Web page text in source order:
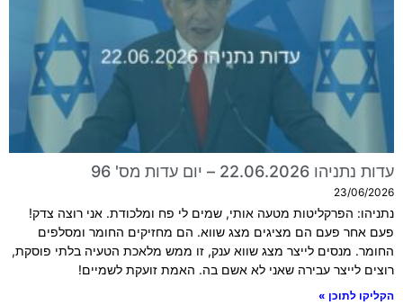
עדות נתניהו 22.06.2026 – יום עדות מס' 96
23/06/2026
נתניהו: הפרקליטות מטעה אותי, שמים לי פח ומלכודת. אני רוצה צדק!
פעם אחר פעם הם מציגים מצג שווא. הם מחזיקים החומר ומסלפים
החומר. מנסים לייצר מצג שווא ענק, זו ממש מלאכת הטעיה בלתי פוסקת,
רוצים לייצר עבירה שאני לא אשם בה. האמת זועקת לשמיים!
הקליקו לתוכן »